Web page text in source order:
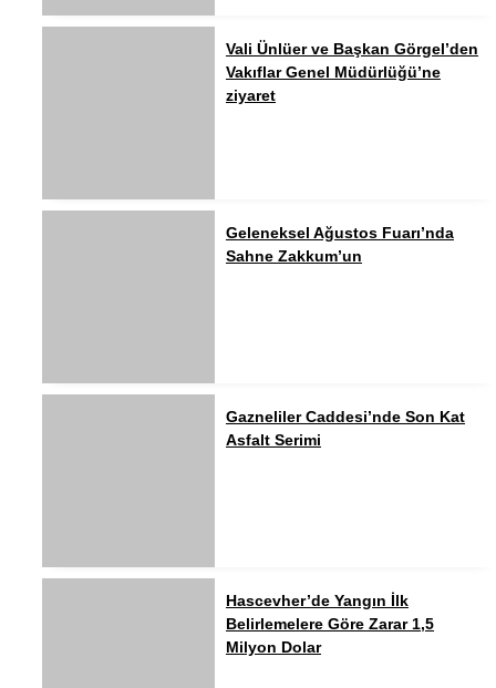
Vali Ünlüer ve Başkan Görgel’den
Vakıflar Genel Müdürlüğü’ne
ziyaret
Geleneksel Ağustos Fuarı’nda
Sahne Zakkum’un
Gazneliler Caddesi’nde Son Kat
Asfalt Serimi
Hascevher’de Yangın İlk
Belirlemelere Göre Zarar 1,5
Milyon Dolar